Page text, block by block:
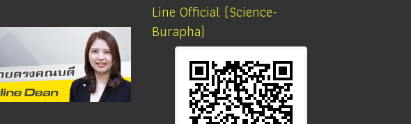
Line Official (Science-
Burapha)